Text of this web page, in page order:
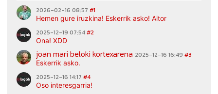
2026-02-16 08:57 #1
Hemen gure iruzkina! Eskerrik asko! Aitor
2025-12-19 07:54#2
Ona! XDD
joan mari beloki kortexarena 2025-12-16 16:49 #3
Eskerrik asko.
2025-12-16 14:17 #4
Oso interesgarria!